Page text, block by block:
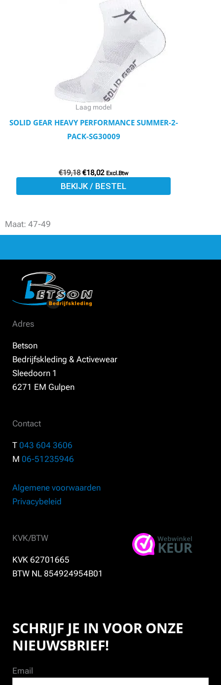
Laag model
SOLID GEAR HEAVY PERFORMANCE SUMMER-2-
PACK-SG30009
€19,18
€19,18.
€18,02 Excl.Btw
BEKIJK / BESTEL
heeft
meerdere
Deze
optie
kan
gekozen
worden
op
de
Maat: 47-49
Adres
Betson
Bedrijfskleding & Activewear
Sleedoorn 1
6271 EM Gulpen
Contact
T 043 604 3606
M 06-51235946
Algemene voorwaarden
Privacybeleid
KVK/BTW
KVK 62701665
BTW NL 854924954B01
SCHRIJF JE IN VOOR ONZE
NIEUWSBRIEF!
Email